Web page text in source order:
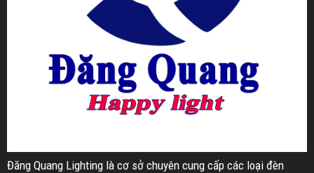
Đăng Quang Lighting là cơ sở chuyên cung cấp các loại đèn